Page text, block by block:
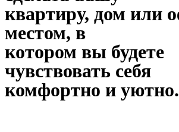
квартиру, дом или
местом, в
котором вы будете
чувствовать себя
комфортно и уютно.